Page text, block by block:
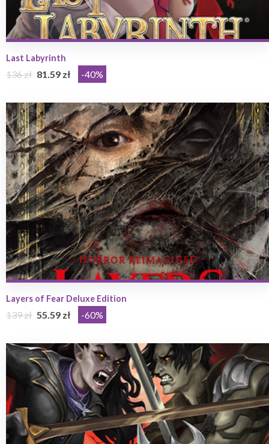
Last Labyrinth
136 zł 81.59 zł -40%
Layers of Fear Deluxe Edition
139 zł 55.59 zł -60%